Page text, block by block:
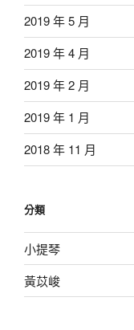
2019 年 5 月
2019 年 4 月
2019 年 2 月
2019 年 1 月
2018 年 11 月
分類
小提琴
黃苡峻